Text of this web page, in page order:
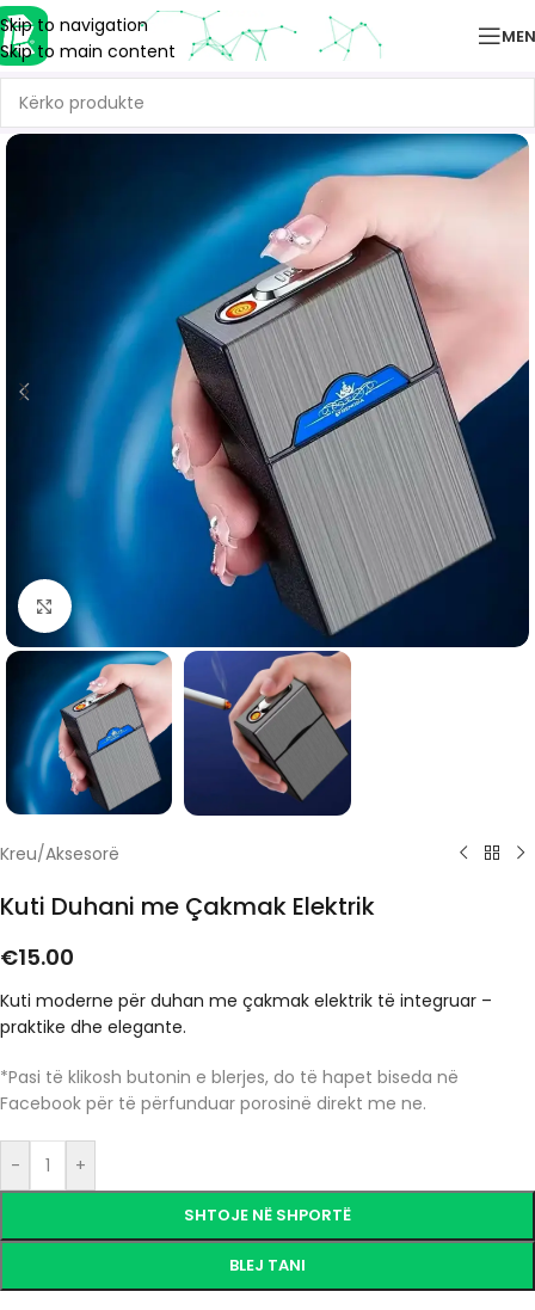
Skip to navigation
Skip to main content
Click to enlarge
Kreu/Aksesorë
Kuti Duhani me Çakmak Elektrik
€15.00
Kuti moderne për duhan me çakmak elektrik të integruar –
praktike dhe elegante.
*Pasi të klikosh butonin e blerjes, do të hapet biseda në
Facebook për të përfunduar porosinë direkt me ne.
- +
SHTOJE NË SHPORTË
BLEJ TANI